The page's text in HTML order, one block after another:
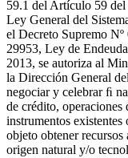
59.1 del Artículo 59
Ley General del
el Decreto Supremo
29953, Ley de
2013, se autoriza al
la Dirección General
negociar y celebrar ﬁ
de crédito, operaciones
instrumentos
objeto obtener recursos
origen natural y/o